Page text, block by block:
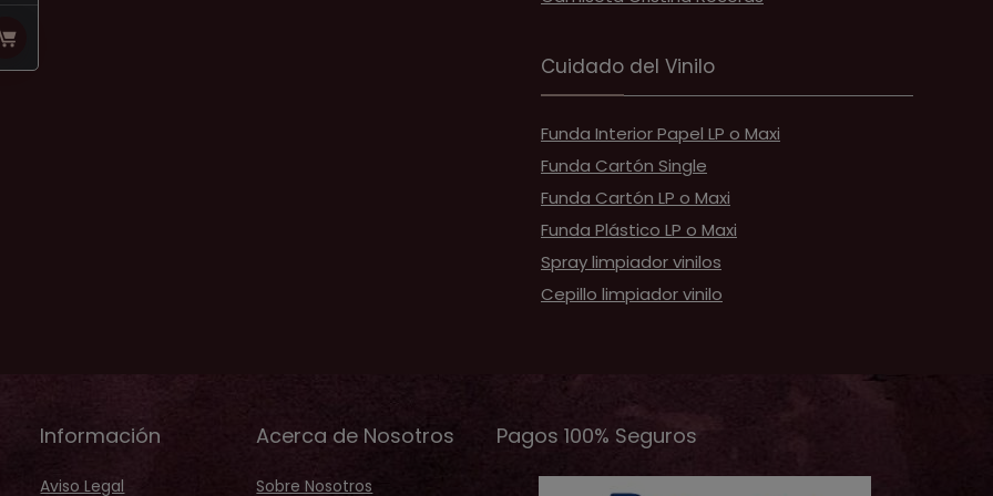
Cuidado del Vinilo
Funda Interior Papel LP o Maxi
Funda Cartón Single
Funda Cartón LP o Maxi
Funda Plástico LP o Maxi
Spray limpiador vinilos
Cepillo limpiador vinilo
Información
Aviso Legal
Acerca de Nosotros
Sobre Nosotros
Pagos 100% Seguros